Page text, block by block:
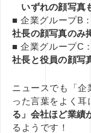
いずれの顔写真
■ 企業グループB：
社長の顔写真のみ
■ 企業グループC：
社長と役員の顔写
ニュースでも「企
った言葉をよく
る」会社ほど業績
るようです！